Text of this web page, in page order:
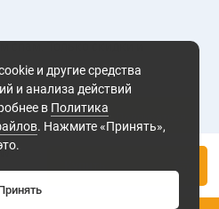
и другие средства
и анализа действий
в Политика
. Нажмите «Принять»,
Только скидки и